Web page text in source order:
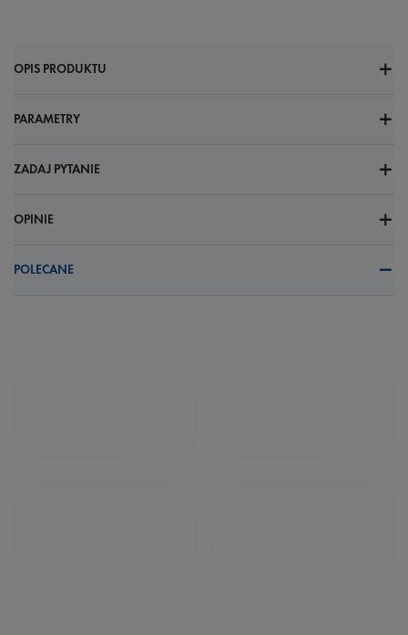
OPIS PRODUKTU
PARAMETRY
ZADAJ PYTANIE
OPINIE
POLECANE